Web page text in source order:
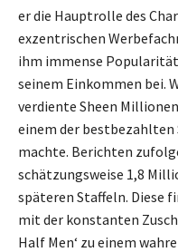
er die Hauptrolle des
exzentrischen
ihm immense
seinem Einkommen bei.
verdiente Sheen
einem der bestbezahlten
machte. Berichten
schätzungsweise 1,8
späteren Staffeln. Diese
mit der konstanten
Half Men‘ zu einem